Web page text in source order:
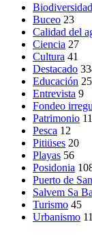
Biodiversidad
Buceo 23
Calidad del
Ciencia 27
Cultura 41
Destacado
Educación 25
Entrevista 9
Fondeo
Patrimonio 11
Pesca 12
Pitiüses 20
Playas 56
Posidonia
Puerto de
Salvem Sa
Turismo 45
Urbanismo 11